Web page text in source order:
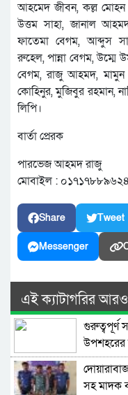
আহমেদ জীবন, কল্ল মোহন
উত্তম সাহা, জানাল
ফাতেমা বেগম, আব্দুস
রুহেল, পান্না বেগম, উম্মে
বেগম, রাজু আহমদ,
কোহিনুর, মুজিবুর রহমান,
লিপি।
বার্তা প্রেরক
পারভেজ আহমদ রাজু
মোবাইল : ০১৭১৭৮৮৯৬২৪
Share Tweet
Messenger
এই ক্যাটাগরির
গুরুত্বপূর্ণ
উপশহরের
সহ মাদক